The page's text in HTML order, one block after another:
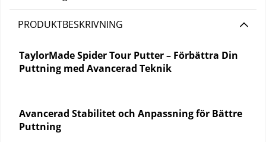
PRODUKTBESKRIVNING
TaylorMade Spider Tour Putter – Förbättra Din
Puttning med Avancerad Teknik
Avancerad Stabilitet och Anpassning för Bättre
Puttning